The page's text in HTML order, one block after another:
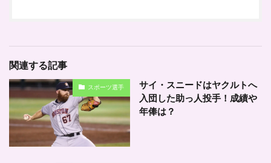
関連する記事
スポーツ選手
サイ・スニードはヤクルトへ
入団した助っ人投手！成績や
年俸は？